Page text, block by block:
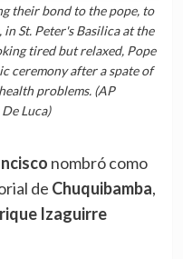
their bond to the pope, to
St. Peter's Basilica at the
tired but relaxed, Pope
ceremony after a spate of
problems. (AP
Luca)
nombró como
de Chuquibamba,
Izaguirre